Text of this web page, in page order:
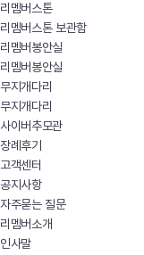
리멤버스톤
리멤버스톤 보관함
리멤버봉안실
리멤버봉안실
무지개다리
무지개다리
사이버추모관
장례후기
고객센터
공지사항
자주묻는 질문
리멤버소개
인사말